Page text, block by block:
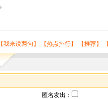
我来说两句 】 【热点排行】 【推荐】
匿名发出：